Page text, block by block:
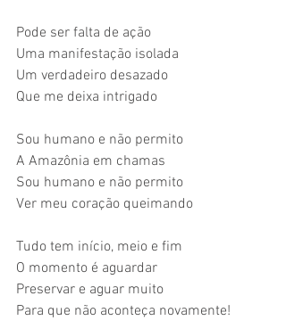
Pode ser falta de ação
Uma manifestação isolada
Um verdadeiro desazado
Que me deixa intrigado
Sou humano e não permito
A Amazônia em chamas
Sou humano e não permito
Ver meu coração queimando
Tudo tem início, meio e fim
O momento é aguardar
Preservar e aguar muito
Para que não aconteça novamente!